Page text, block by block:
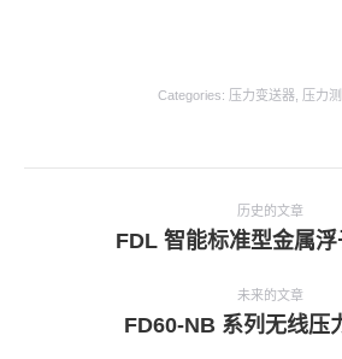
Categories: 压力变送器 压力
历史的文章
上
个
目：
FDL 智能标准型金属
未来的文章
下
FD60-NB 系列无线压